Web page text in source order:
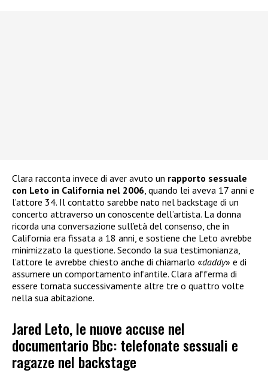
Clara racconta invece di aver avuto un rapporto sessuale
con Leto in California nel 2006, quando lei aveva 17 anni e
l’attore 34. Il contatto sarebbe nato nel backstage di un
concerto attraverso un conoscente dell’artista. La donna
ricorda una conversazione sull’età del consenso, che in
California era fissata a 18 anni, e sostiene che Leto avrebbe
minimizzato la questione. Secondo la sua testimonianza,
l’attore le avrebbe chiesto anche di chiamarlo «daddy» e di
assumere un comportamento infantile. Clara afferma di
essere tornata successivamente altre tre o quattro volte
nella sua abitazione.
Jared Leto, le nuove accuse nel
documentario Bbc: telefonate sessuali e
ragazze nel backstage